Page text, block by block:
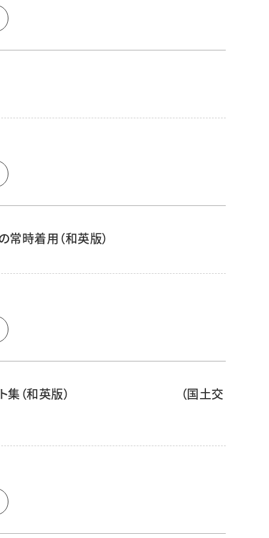
時着用（和英版）
イラスト集（和英版） （国土交